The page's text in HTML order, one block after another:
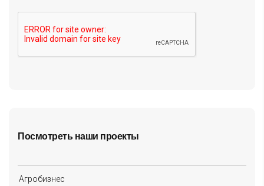
Посмотреть наши проекты
Агробизнес